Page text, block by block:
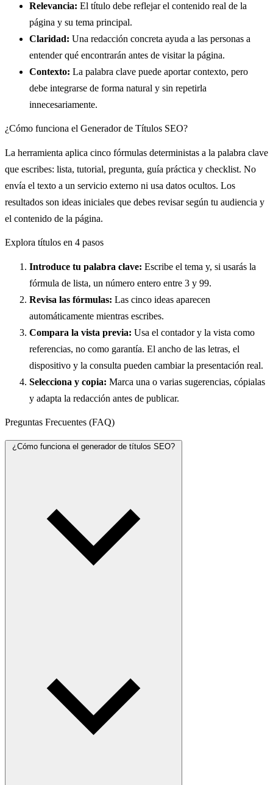
Relevancia: El título debe reflejar el contenido real de la
página y su tema principal.
Claridad: Una redacción concreta ayuda a las personas a
entender qué encontrarán antes de visitar la página.
Contexto: La palabra clave puede aportar contexto, pero
debe integrarse de forma natural y sin repetirla
innecesariamente.
¿Cómo funciona el Generador de Títulos SEO?
La herramienta aplica cinco fórmulas deterministas a la palabra clave
que escribes: lista, tutorial, pregunta, guía práctica y checklist. No
envía el texto a un servicio externo ni usa datos ocultos. Los
resultados son ideas iniciales que debes revisar según tu audiencia y
el contenido de la página.
Explora títulos en 4 pasos
Introduce tu palabra clave: Escribe el tema y, si usarás la
fórmula de lista, un número entero entre 3 y 99.
Revisa las fórmulas: Las cinco ideas aparecen
automáticamente mientras escribes.
Compara la vista previa: Usa el contador y la vista como
referencias, no como garantía. El ancho de las letras, el
dispositivo y la consulta pueden cambiar la presentación real.
Selecciona y copia: Marca una o varias sugerencias, cópialas
y adapta la redacción antes de publicar.
Preguntas Frecuentes (FAQ)
¿Cómo funciona el generador de títulos SEO?